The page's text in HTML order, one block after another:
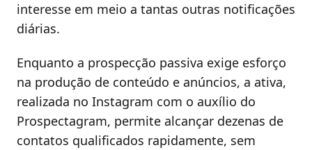
interesse em meio a tantas outras notificações
diárias.
Enquanto a prospecção passiva exige esforço
na produção de conteúdo e anúncios, a ativa,
realizada no Instagram com o auxílio do
Prospectagram, permite alcançar dezenas de
contatos qualificados rapidamente, sem